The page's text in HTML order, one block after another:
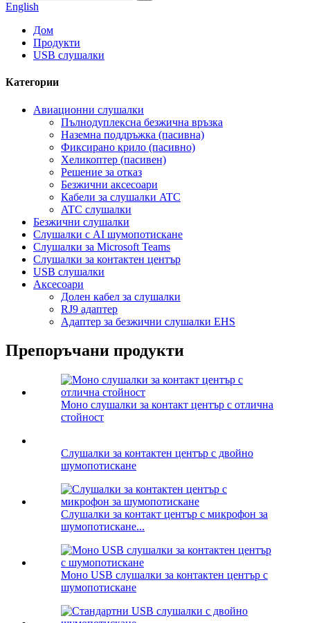
English
Дом
Продукти
USB слушалки
Категории
Авиационни слушалки
Пълнодуплексна безжична връзка
Наземна поддръжка (пасивна)
Фиксирано крило (пасивно)
Хеликоптер (пасивен)
Решение за отказ
Безжични аксесоари
Кабели за слушалки ATC
ATC слушалки
Безжични слушалки
Слушалки с AI шумопотискане
Слушалки за Microsoft Teams
Слушалки за контактен център
USB слушалки
Аксесоари
Долен кабел за слушалки
RJ9 адаптер
Адаптер за безжични слушалки EHS
Препоръчани продукти
Моно слушалки за контакт център с отлична
стойност
Слушалки за контактен център с двойно
шумопотискане
Слушалки за контакт център с микрофон за
шумопотискане...
Моно USB слушалки за контактен център с
шумопотискане